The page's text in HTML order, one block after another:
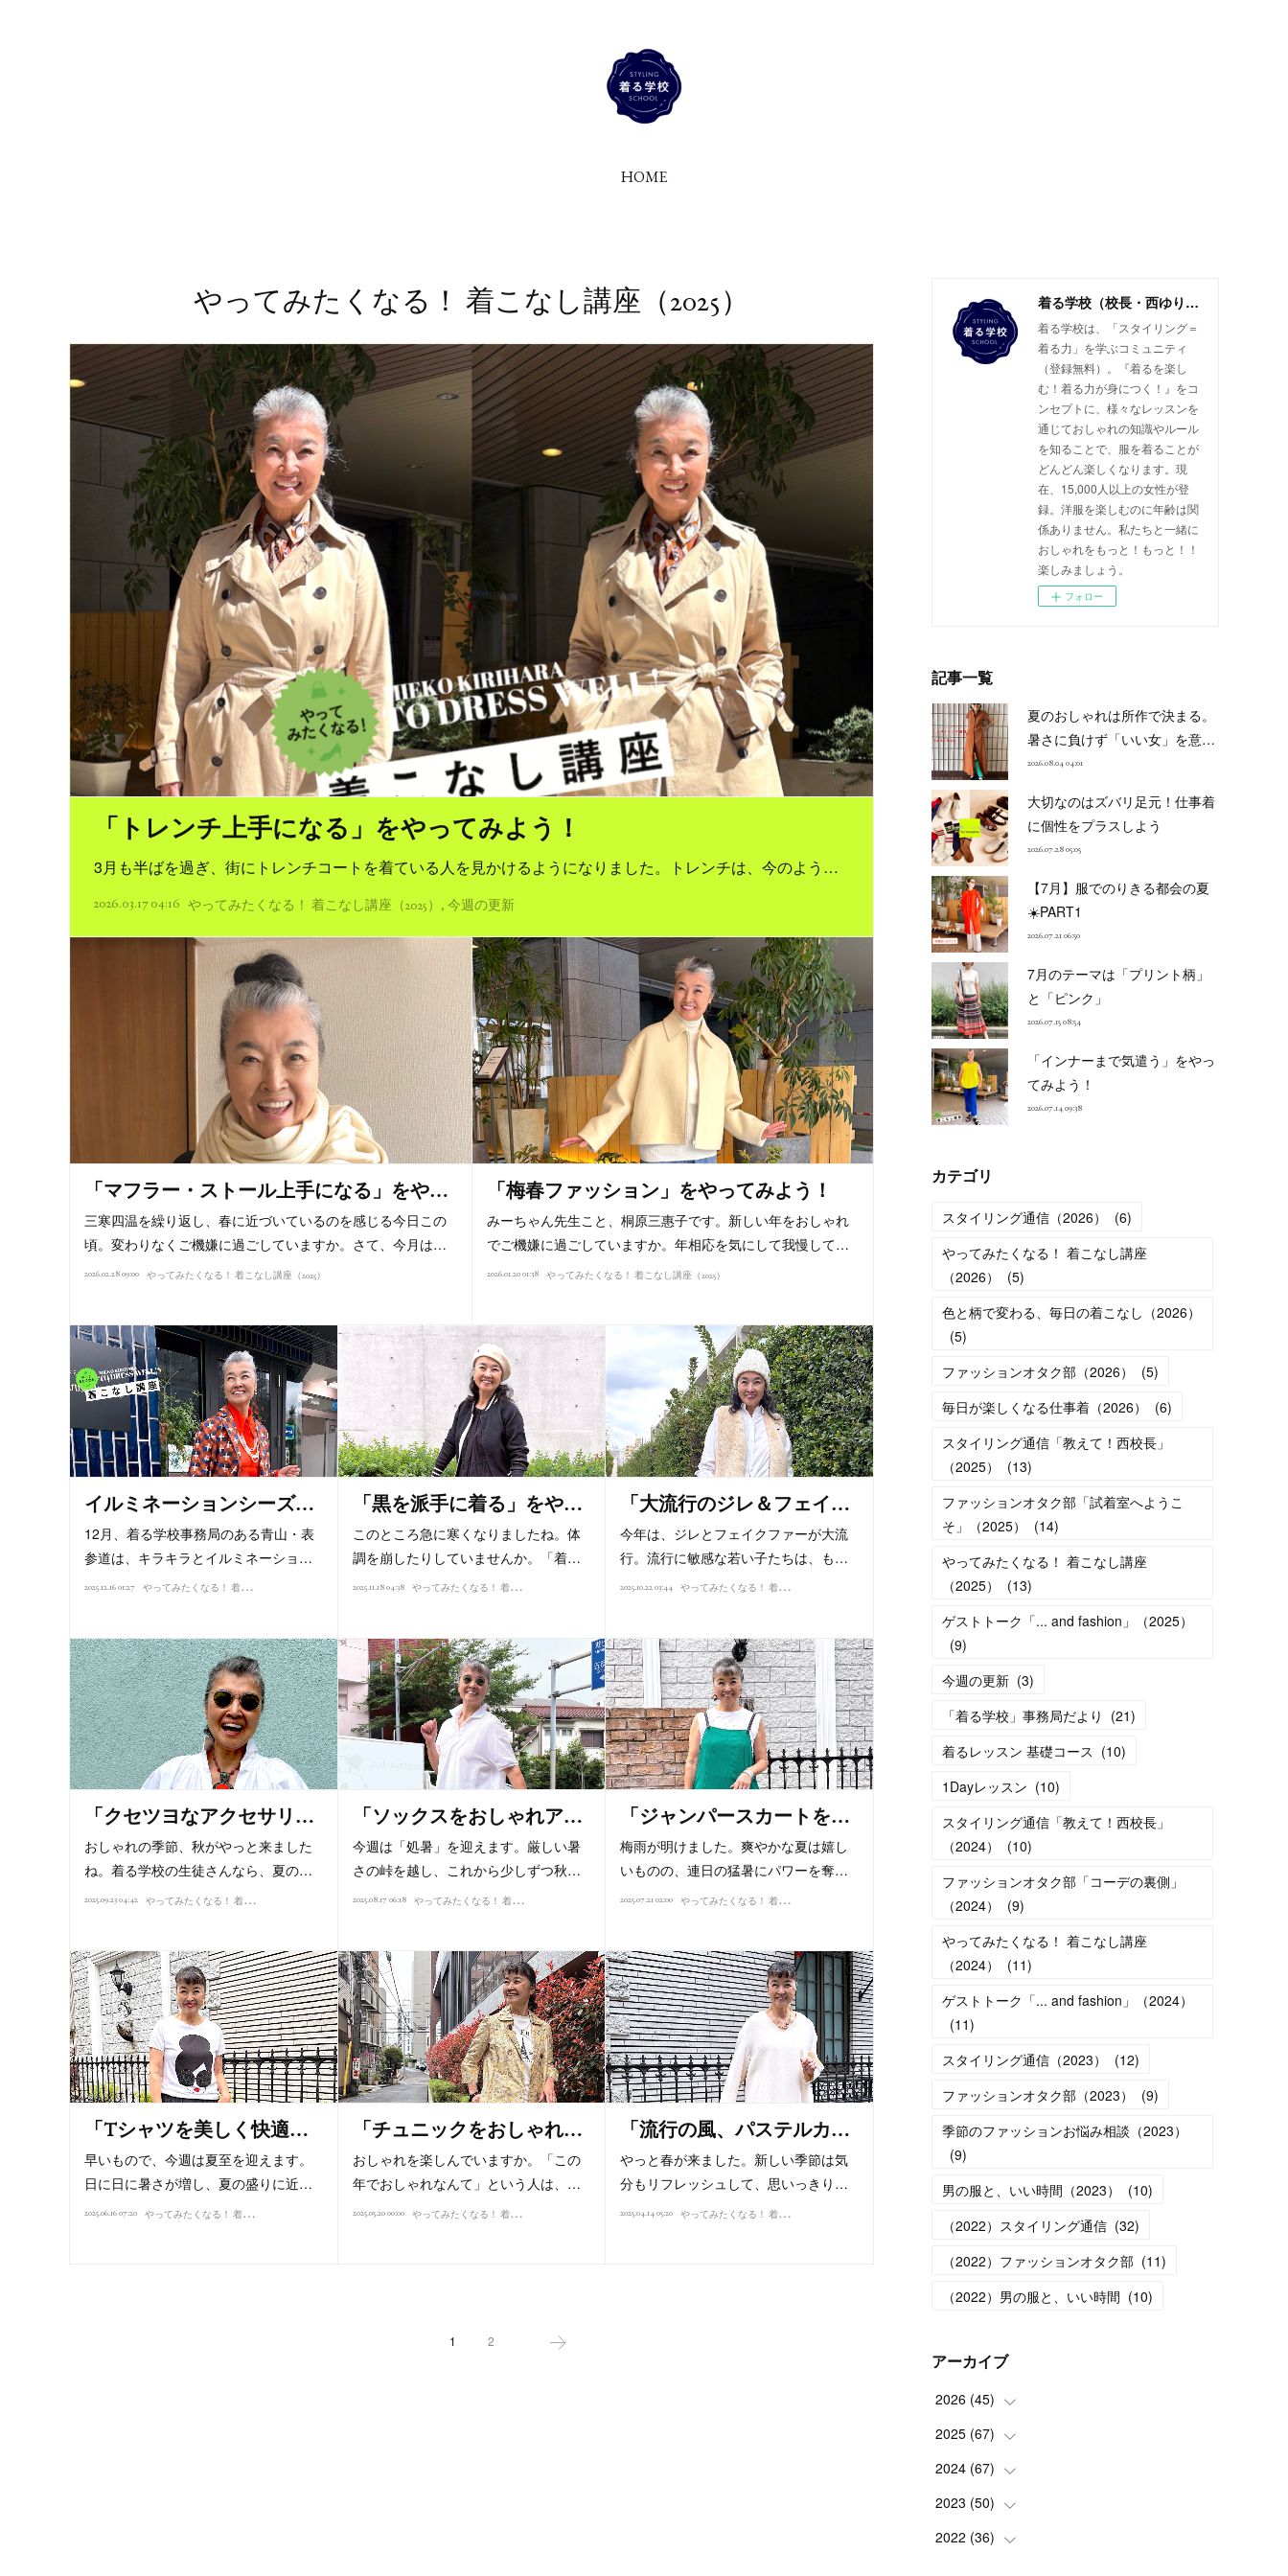
HOME
やってみたくなる！ 着こなし講座（2025）
「トレンチ上手になる」をやってみよう！
3月も半ばを過ぎ、街にトレンチコートを着ている人を見かけるようになりました。トレンチは、今のよう…
2026.03.17 04:16 やってみたくなる！ 着こなし講座（2025） 今週の更新
「マフラー・ストール上手になる」をや…
三寒四温を繰り返し、春に近づいているのを感じる今日この
頃。変わりなくご機嫌に過ごしていますか。さて、今月は…
2026.02.28 09:00 やってみたくなる！ 着こなし講座（2025）
「梅春ファッション」をやってみよう！
みーちゃん先生こと、桐原三惠子です。新しい年をおしゃれ
でご機嫌に過ごしていますか。年相応を気にして我慢して…
2026.01.20 01:38 やってみたくなる！ 着こなし講座（2025）
イルミネーションシーズ…
12月、着る学校事務局のある青山・表
参道は、キラキラとイルミネーショ…
2025.12.16 01:27 や
ってみたくなる！ 着こなし講座（2025）
「黒を派手に着る」をや…
このところ急に寒くなりましたね。体
調を崩したりしていませんか。「着…
2025.11.18 04:38 や
ってみたくなる！ 着こなし講座（2025）
「大流行のジレ＆フェイ…
今年は、ジレとフェイクファーが大流
行。流行に敏感な若い子たちは、も…
2025.10.22 03:44 や
ってみたくなる！ 着こなし講座（2025）
「クセツヨなアクセサリ…
おしゃれの季節、秋がやっと来ました
ね。着る学校の生徒さんなら、夏の…
2025.09.23 04:42 や
ってみたくなる！ 着こなし講座（2025）
「ソックスをおしゃれア…
今週は「処暑」を迎えます。厳しい暑
さの峠を越し、これから少しずつ秋…
2025.08.17 06:18 や
ってみたくなる！ 着こなし講座（2025）
「ジャンパースカートを…
梅雨が明けました。爽やかな夏は嬉し
いものの、連日の猛暑にパワーを奪…
2025.07.21 02:00 や
ってみたくなる！ 着こなし講座（2025）
「Tシャツを美しく快適…
早いもので、今週は夏至を迎えます。
日に日に暑さが増し、夏の盛りに近…
2025.06.16 07:20 や
ってみたくなる！ 着こなし講座（2025）
「チュニックをおしゃれ…
おしゃれを楽しんでいますか。「この
年でおしゃれなんて」という人は、…
2025.05.20 00:00 や
ってみたくなる！ 着こなし講座（2025）
「流行の風、パステルカ…
やっと春が来ました。新しい季節は気
分もリフレッシュして、思いっきり…
2025.04.14 05:20 や
ってみたくなる！ 着こなし講座（2025）
1 2
着る学校（校長・西ゆり子）
着る学校は、「スタイリング＝
着る力」を学ぶコミュニティ
（登録無料）。『着るを楽し
む！着る力が身につく！』をコ
ンセプトに、様々なレッスンを
通じておしゃれの知識やルール
を知ることで、服を着ることが
どんどん楽しくなります。現
在、15,000人以上の女性が登
録。洋服を楽しむのに年齢は関
係ありません。私たちと一緒に
おしゃれをもっと！もっと！！
楽しみましょう。
フォロー
記事一覧
夏のおしゃれは所作で決まる。
暑さに負けず「いい女」を意…
2026.08.04 04:01
大切なのはズバリ足元！仕事着
に個性をプラスしよう
2026.07.28 05:05
【7月】服でのりきる都会の夏
☀️PART1
2026.07.21 06:50
7月のテーマは「プリント柄」
と「ピンク」
2026.07.15 08:54
「インナーまで気遣う」をやっ
てみよう！
2026.07.14 09:38
カテゴリ
スタイリング通信（2026） (6)
やってみたくなる！ 着こなし講座
（2026）
(5)
色と柄で変わる、毎日の着こなし（2026）
(5)
ファッションオタク部（2026）
(5)
毎日が楽しくなる仕事着（2026）
(6)
スタイリング通信「教えて！西校長」
（2025）
(13)
ファッションオタク部「試着室へようこ
そ」（2025）
(14)
やってみたくなる！ 着こなし講座
（2025）
(13)
ゲストトーク「... and fashion」（2025）
(9)
今週の更新 (3)
「着る学校」事務局だより (21)
着るレッスン 基礎コース (10)
1Dayレッスン (10)
スタイリング通信「教えて！西校長」
（2024）
(10)
ファッションオタク部「コーデの裏側」
（2024）
(9)
やってみたくなる！ 着こなし講座
（2024）
(11)
ゲストトーク「... and fashion」（2024）
(11)
スタイリング通信（2023）
(12)
ファッションオタク部（2023）
(9)
季節のファッションお悩み相談（2023）
(9)
男の服と、いい時間（2023）
(10)
（2022）スタイリング通信 (32)
（2022）ファッションオタク部 (11)
（2022）男の服と、いい時間 (10)
アーカイブ
2026 (45)
(1)
(5)
(5)
(5)
2025 (67)
(4)
(9)
(6)
2024 (67)
(7)
(5)
2023 (50)
(5)
2022 (36)